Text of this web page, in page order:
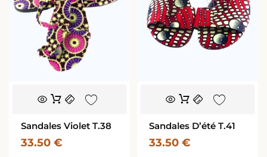
Sandales Violet T.38
33.50 €
Sandales D’été T.41
33.50 €